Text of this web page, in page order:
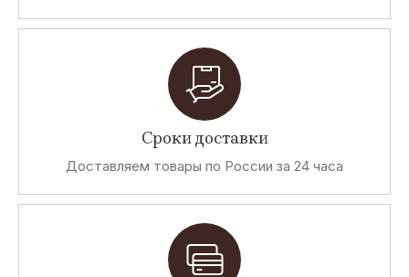
Сроки доставки
Доставляем товары по России за 24 часа